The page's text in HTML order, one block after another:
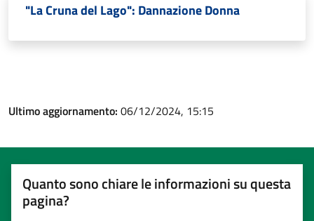
"La Cruna del Lago": Dannazione Donna
Ultimo aggiornamento: 06/12/2024, 15:15
Quanto sono chiare le informazioni su questa
pagina?